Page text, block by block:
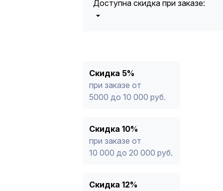
Доступна скидка при заказе:
* -Для заказов, состоящих
продукции, максимальная скидка
Скидка 5%
при заказе от
5000 до 10 000 руб.
Скидка 10%
при заказе от
10 000 до 20 000 руб.
Скидка 12%